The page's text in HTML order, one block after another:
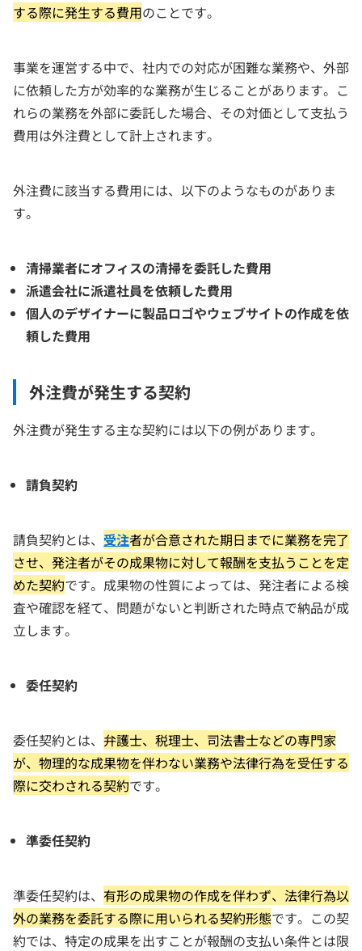
する際に発生する費用のことです。
事業を運営する中で、社内での対応が困難な業務や、外部
に依頼した方が効率的な業務が生じることがあります。こ
れらの業務を外部に委託した場合、その対価として支払う
費用は外注費として計上されます。
外注費に該当する費用には、以下のようなものがありま
す。
清掃業者にオフィスの清掃を委託した費用
派遣会社に派遣社員を依頼した費用
個人のデザイナーに製品ロゴやウェブサイトの作成を依
頼した費用
外注費が発生する契約
外注費が発生する主な契約には以下の例があります。
請負契約
請負契約とは、 受注者が合意された期日までに業務を完了
させ、発注者がその成果物に対して報酬を支払うことを定
めた契約です。成果物の性質によっては、発注者による検
査や確認を経て、問題がないと判断された時点で納品が成
立します。
委任契約
委任契約とは、 弁護士、税理士、司法書士などの専門家
が、物理的な成果物を伴わない業務や法律行為を受任する
際に交わされる契約です。
準委任契約
準委任契約は、 有形の成果物の作成を伴わず、法律行為以
外の業務を委託する際に用いられる契約形態です。この契
約では、特定の成果を出すことが報酬の支払い条件とは限